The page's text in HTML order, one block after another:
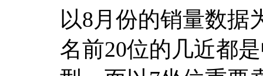
以8月份的销量数据
名前20位的几近都